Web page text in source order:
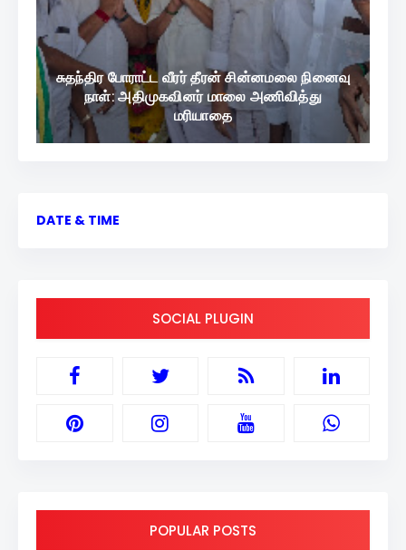
சுதந்திர போராட்ட வீரர் தீரன் சின்னமலை நினைவு
நாள்: அதிமுகவினர் மாலை அணிவித்து
மரியாதை
DATE & TIME
SOCIAL PLUGIN
POPULAR POSTS